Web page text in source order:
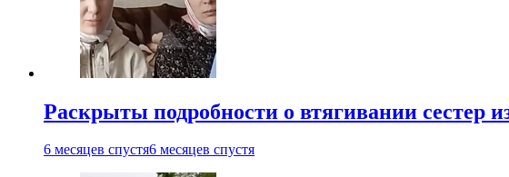
Раскрыты подробности о втягивании сестер
6 месяцев спустя6 месяцев спустя